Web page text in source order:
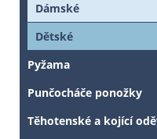
Dámské
Dětské
Pyžama
Punčocháče ponožky
Těhotenské a kojící